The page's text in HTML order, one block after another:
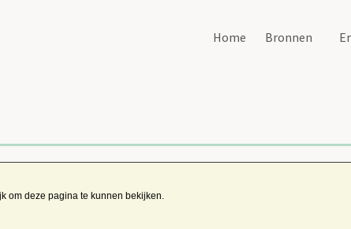
Home Bronnen
om deze pagina te kunnen bekijken.